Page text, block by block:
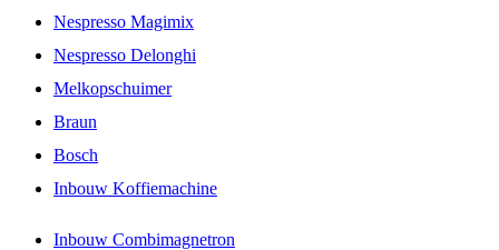
Nespresso Magimix
Nespresso Delonghi
Melkopschuimer
Braun
Bosch
Inbouw Koffiemachine
Inbouw Combimagnetron